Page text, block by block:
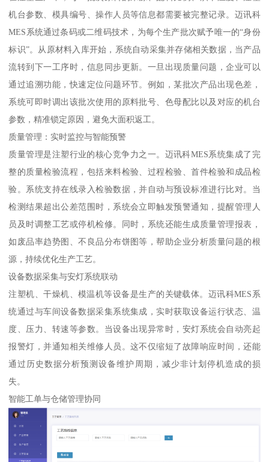
机台参数、模具编号、操作人员等信息都需要被完整记录。迈讯科
MES系统通过条码或二维码技术，为每个生产批次赋予唯一的“身份
标识”。从原材料入库开始，系统自动采集并存储相关数据，当产品
流转到下一工序时，信息同步更新。一旦出现质量问题，企业可以
通过追溯功能，快速定位问题环节。例如，某批次产品出现色差，
系统可即时调出该批次使用的原料批号、色母配比以及对应的机台
参数，精准锁定原因，避免大面积返工。
质量管理：实时监控与智能预警
质量管理是注塑行业的核心竞争力之一。迈讯科MES系统集成了完
整的质量检验流程，包括来料检验、过程检验、首件检验和成品检
验。系统支持在线录入检验数据，并自动与预设标准进行比对。当
检测结果超出公差范围时，系统会立即触发预警通知，提醒管理人
员及时调整工艺或停机检修。同时，系统还能生成质量管理报表，
如废品率趋势图、不良品分布饼图等，帮助企业分析质量问题的根
源，持续优化生产工艺。
设备数据采集与安灯系统联动
注塑机、干燥机、模温机等设备是生产的关键载体。迈讯科MES系
统通过与车间设备数据采集系统集成，实时获取设备运行状态、温
度、压力、转速等参数。当设备出现异常时，安灯系统会自动亮起
报警灯，并通知相关维修人员。这不仅缩短了故障响应时间，还能
通过历史数据分析预测设备维护周期，减少非计划停机造成的损
失。
智能工单与仓储管理协同